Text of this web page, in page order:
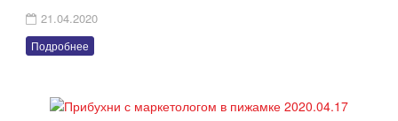
21.04.2020
Подробнее